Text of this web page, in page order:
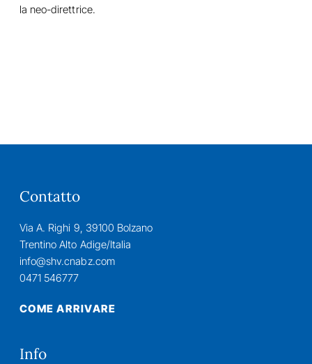
la neo-direttrice.
Contatto
Via A. Righi 9, 39100 Bolzano
Trentino Alto Adige/Italia
info@shv.cnabz.com
0471 546777
COME ARRIVARE
Info